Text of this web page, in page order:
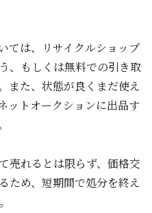
ては、リサイクルショップ
、もしくは無料での引き取
また、状態が良くまだ使え
ットオークションに出品す
売れるとは限らず、価格交
ため、短期間で処分を終え